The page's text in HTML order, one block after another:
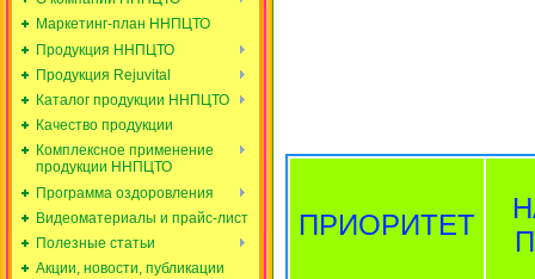
Маркетинг-план ННПЦТО
Продукция ННПЦТО
Продукция Rejuvital
Каталог продукции ННПЦТО
Качество продукции
Комплексное применение
продукции ННПЦТО
Программа оздоровления
Видеоматериалы и прайс-лист
Полезные статьи
Акции, новости, публикации
ПРИОРИТЕТ